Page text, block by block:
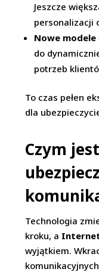
Jeszcze
personalizacji
Nowe modele
do
potrzeb
To czas pełen
dla
Czym
Technologia
kroku, a
wyjątkiem.